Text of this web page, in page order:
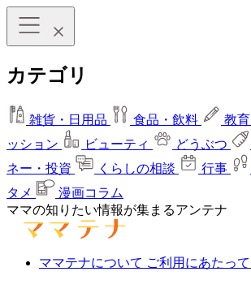
カテゴリ
雑貨・日用品 食品・飲料 教育
ッション
ビューティ どうぶつ
ネー・投資
くらしの相談 行事
タメ
漫画コラム
ママの知りたい情報が集まるアンテナ
ママテナについて ご利用にあたって